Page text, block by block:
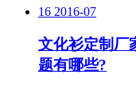
16 2016-07
文化衫定制厂
题有哪些?